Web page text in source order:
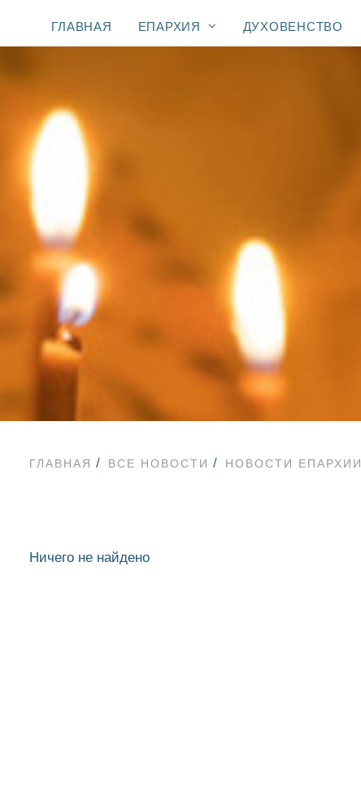
ГЛАВНАЯ ЕПАРХИЯ ДУХОВЕНСТВО
ГЛАВНАЯ ВСЕ НОВОСТИ НОВОСТИ ЕПАРХИИ
Ничего не найдено